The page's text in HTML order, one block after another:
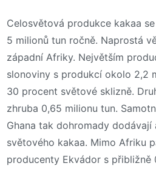
Celosvětová produkce kakaa
5 milionů tun ročně. Naprostá
západní Afriky. Největším
slonoviny s produkcí okolo 2,2
30 procent světové sklizně.
zhruba 0,65 milionu tun.
Ghana tak dohromady dodávají
světového kakaa. Mimo Afriku
producenty Ekvádor s přibližně